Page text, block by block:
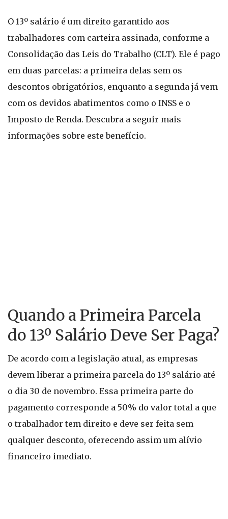
O 13º salário é um direito garantido aos
trabalhadores com carteira assinada, conforme a
Consolidação das Leis do Trabalho (CLT). Ele é pago
em duas parcelas: a primeira delas sem os
descontos obrigatórios, enquanto a segunda já vem
com os devidos abatimentos como o INSS e o
Imposto de Renda. Descubra a seguir mais
informações sobre este benefício.
Quando a Primeira Parcela
do 13º Salário Deve Ser Paga?
De acordo com a legislação atual, as empresas
devem liberar a primeira parcela do 13º salário até
o dia 30 de novembro. Essa primeira parte do
pagamento corresponde a 50% do valor total a que
o trabalhador tem direito e deve ser feita sem
qualquer desconto, oferecendo assim um alívio
financeiro imediato.